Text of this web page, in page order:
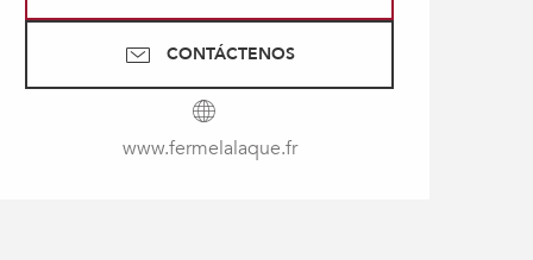
CONTÁCTENOS
www.fermelalaque.fr